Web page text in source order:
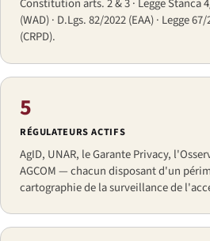
Constitution arts. 2 & 3 · Legge Stanca
(WAD) · D.Lgs. 82/2022 (EAA) · Legge
(CRPD).
5
RÉGULATEURS ACTIFS
AgID, UNAR, le Garante Privacy,
AGCOM — chacun disposant d'un
cartographie de la surveillance de